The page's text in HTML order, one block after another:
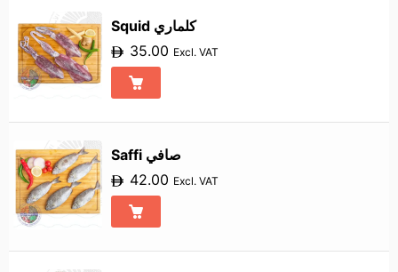
Squid كلماري
35.00 Excl. VAT
Saffi صافي
42.00 Excl. VAT